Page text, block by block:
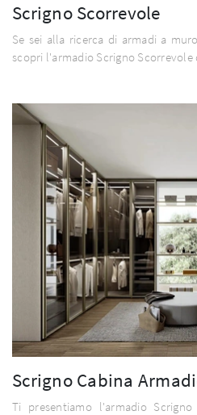
Scrigno Scorrevole
Se sei alla ricerca di armadi a
scopri l'armadio Scrigno Scorrevole
Scrigno Cabina
Ti presentiamo l'armadio